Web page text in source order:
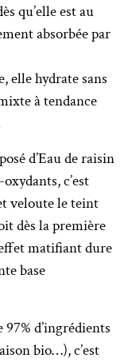
qu’elle est au
absorbée par
elle hydrate sans
à tendance
d’Eau de raisin
c’est
veloute le teint
dès la première
matifiant dure
base
97% d’ingrédients
bio…), c’est